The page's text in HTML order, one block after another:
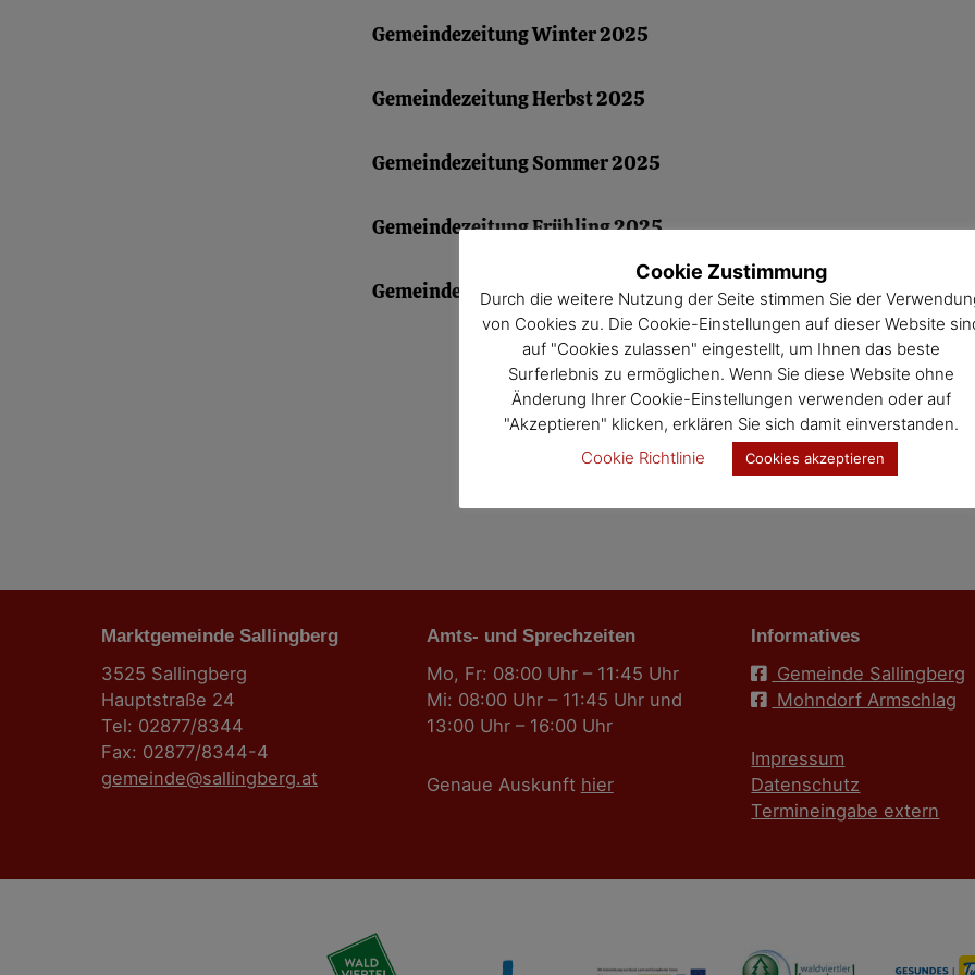
Gemeindezeitung Winter 2025
Gemeindezeitung Herbst 2025
Gemeindezeitung Sommer 2025
Gemeindezeitung Frühling 2025
Gemeindezeitung Winter 2024
Marktgemeinde Sallingberg
3525 Sallingberg
Hauptstraße 24
Tel: 02877/8344
Fax: 02877/8344-4
gemeinde@sallingberg.at
Amts- und Sprechzeiten
Mo, Fr: 08:00 Uhr – 11:45 Uhr
Mi: 08:00 Uhr – 11:45 Uhr und
13:00 Uhr – 16:00 Uhr
Genaue Auskunft hier
Informatives
Gemeinde Sallingberg
Mohndorf Armschlag
Impressum
Datenschutz
Termineingabe extern
Cookie Zustimmung
Durch die weitere Nutzung der Seite stimmen Sie der
von Cookies zu. Die Cookie-Einstellungen auf dieser Website
auf "Cookies zulassen" eingestellt, um Ihnen das beste
Surferlebnis zu ermöglichen. Wenn Sie diese Website ohne
Änderung Ihrer Cookie-Einstellungen verwenden oder auf
"Akzeptieren" klicken, erklären Sie sich damit einverstanden.
Cookie Richtlinie
Cookies akzeptieren